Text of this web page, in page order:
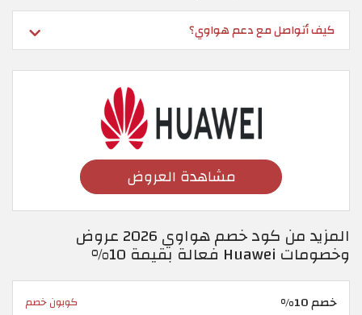
كيف أتواصل مع دعم هواوي؟
مشاهدة العروض
المزيد من كود خصم هواوي 2026 عروض
وخصومات Huawei فعالة بقيمة 10%
خصم 10% كوبون خصم